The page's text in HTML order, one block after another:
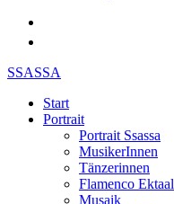
SSASSA
Start
Portrait
Portrait Ssassa
MusikerInnen
Tänzerinnen
Flamenco Ektaal
Musaik